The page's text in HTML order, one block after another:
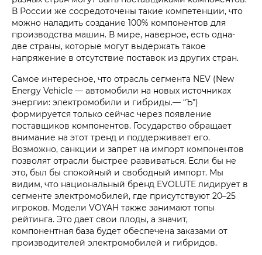
В России же сосредоточены такие компетенции, что
можно наладить создание 100% компонентов для
производства машин. В мире, наверное, есть одна-
две страны, которые могут выдержать такое
напряжение в отсутствие поставок из других стран.
Самое интересное, что отрасль сегмента NEV (New
Energy Vehicle — автомобили на новых источниках
энергии: электромобили и гибриды.— “Ъ”)
формируется только сейчас через появление
поставщиков компонентов. Государство обращает
внимание на этот тренд и поддерживает его.
Возможно, санкции и запрет на импорт компонентов
позволят отрасли быстрее развиваться. Если бы не
это, был бы спокойный и свободный импорт. Мы
видим, что национальный бренд EVOLUTE лидирует в
сегменте электромобилей, где присутствуют 20–25
игроков. Модели VOYAH также занимают топы
рейтинга. Это дает свои плоды, а значит,
компонентная база будет обеспечена заказами от
производителей электромобилей и гибридов.